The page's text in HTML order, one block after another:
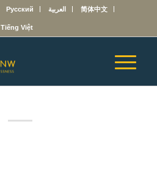
Русский العربية 简体中文
Tiếng Việt